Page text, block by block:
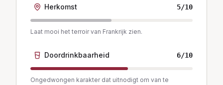
Herkomst 5/10
Laat mooi het terroir van Frankrijk zien.
Doordrinkbaarheid 6/10
Ongedwongen karakter dat uitnodigt om van te